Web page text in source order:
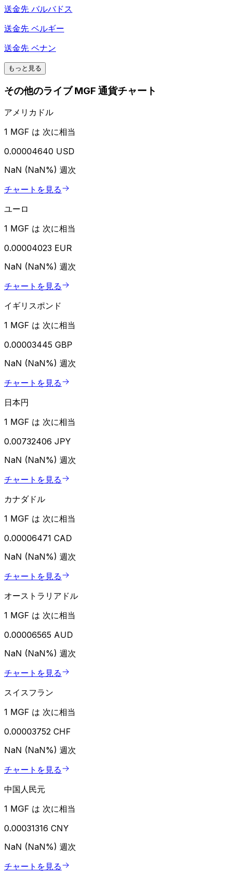
送金先 バルバドス
送金先 ベルギー
送金先 ベナン
もっと見る
その他のライブ MGF 通貨チャート
アメリカドル
1 MGF は 次に相当
0.00004640 USD
NaN (NaN%) 週次
チャートを見る
ユーロ
1 MGF は 次に相当
0.00004023 EUR
NaN (NaN%) 週次
チャートを見る
イギリスポンド
1 MGF は 次に相当
0.00003445 GBP
NaN (NaN%) 週次
チャートを見る
日本円
1 MGF は 次に相当
0.00732406 JPY
NaN (NaN%) 週次
チャートを見る
カナダドル
1 MGF は 次に相当
0.00006471 CAD
NaN (NaN%) 週次
チャートを見る
オーストラリアドル
1 MGF は 次に相当
0.00006565 AUD
NaN (NaN%) 週次
チャートを見る
スイスフラン
1 MGF は 次に相当
0.00003752 CHF
NaN (NaN%) 週次
チャートを見る
中国人民元
1 MGF は 次に相当
0.00031316 CNY
NaN (NaN%) 週次
チャートを見る